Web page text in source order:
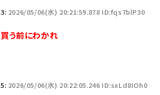
3: 2026/05/06(水) 20:21:59.878 ID:fqs7blP30
買う前にわかれ
5: 2026/05/06(水) 20:22:05.246 ID:sxLd8IOh0